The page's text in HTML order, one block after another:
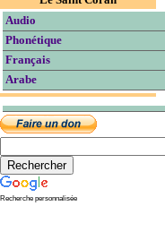
Audio
Phonétique
Français
Arabe
Recherche personnalisée